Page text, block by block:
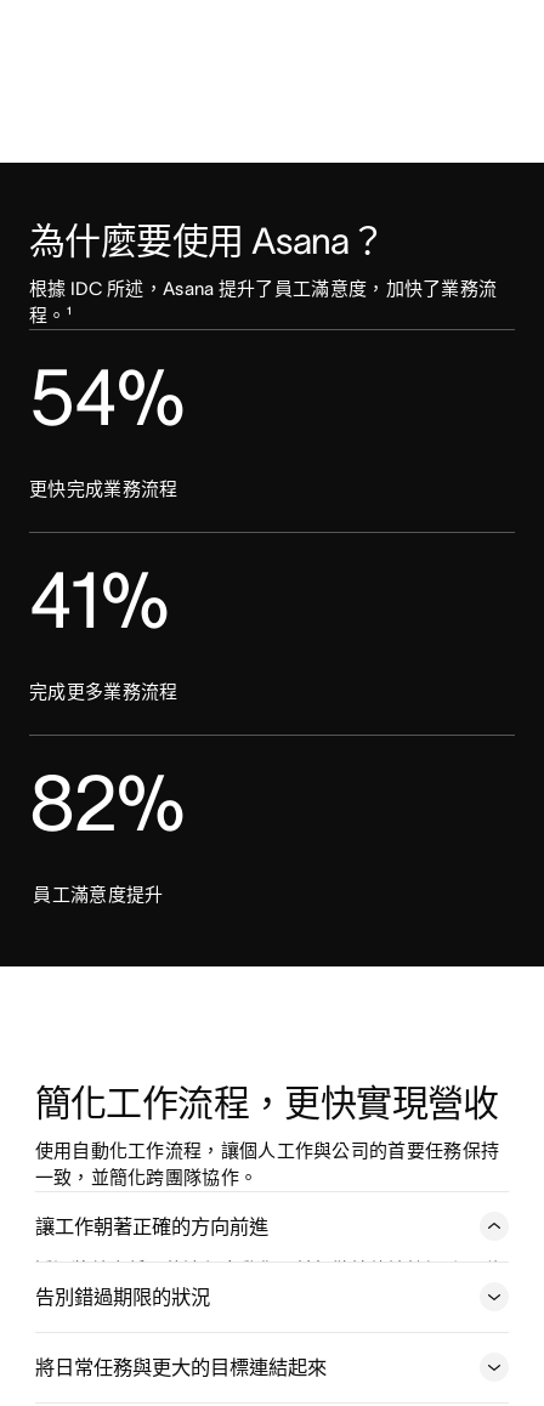
為什麼要使用 Asana？
根據 IDC 所述，Asana 提升了員工滿意度，加快了業務流
程。¹
54%
更快完成業務流程
41%
完成更多業務流程
82%
員工滿意度提升
簡化工作流程，更快實現營收
使用自動化工作流程，讓個人工作與公司的首要任務保持
一致，並簡化跨團隊協作。
讓工作朝著正確的方向前進
透過將效率低下的流程自動化，並無縫接軌地協調跨團隊
任務，讓您的工作順利進行。
建立更好的工作流程
告別錯過期限的狀況
將日常任務與更大的目標連結起來